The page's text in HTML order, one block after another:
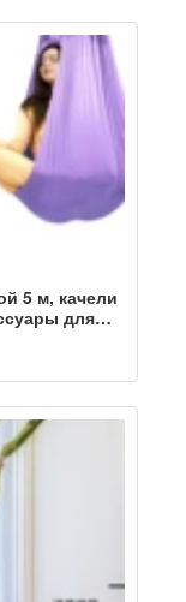
5 м, качели
для
йоги